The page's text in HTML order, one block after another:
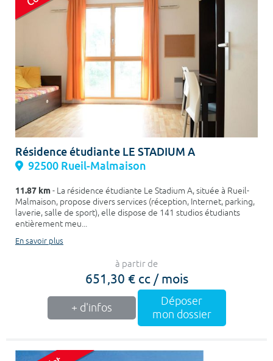
Résidence étudiante LE STADIUM A
92500 Rueil-Malmaison
11.87 km- La résidence étudiante Le Stadium A, située à Rueil-
Malmaison, propose divers services (réception, Internet, parking,
laverie, salle de sport), elle dispose de 141 studios étudiants
entièrement meu...
En savoir plus
à partir de
651,30 € cc / mois
+ d'infos
Déposer
mon dossier